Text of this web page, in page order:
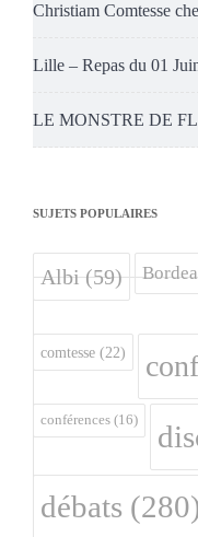
Christiam Comtesse
Lille – Repas du 01
LE MONSTRE DE
SUJETS POPULAIRES
Albi(59)
comtesse (22)
conférences (16)
débats